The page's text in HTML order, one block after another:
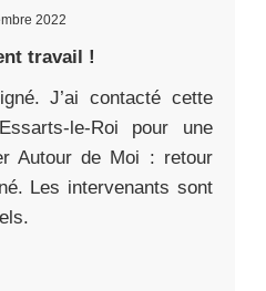
2022
travail !
J’ai contacté cette
le-Roi pour une
Autour de Moi : retour
Les intervenants sont